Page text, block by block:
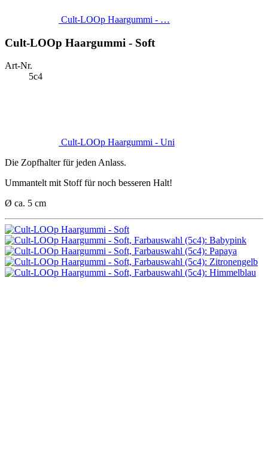
Cult-LOOp Haargummi - …
Cult-LOOp Haargummi - Soft
Art-Nr.
5c4
Cult-LOOp Haargummi - Uni
Die Zopfhalter für jeden Anlass.
Ummantelt mit Stoff für noch besseren Halt!
Ø ca. 5 cm